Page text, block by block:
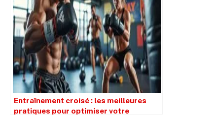
Entraînement croisé : les meilleures
pratiques pour optimiser votre